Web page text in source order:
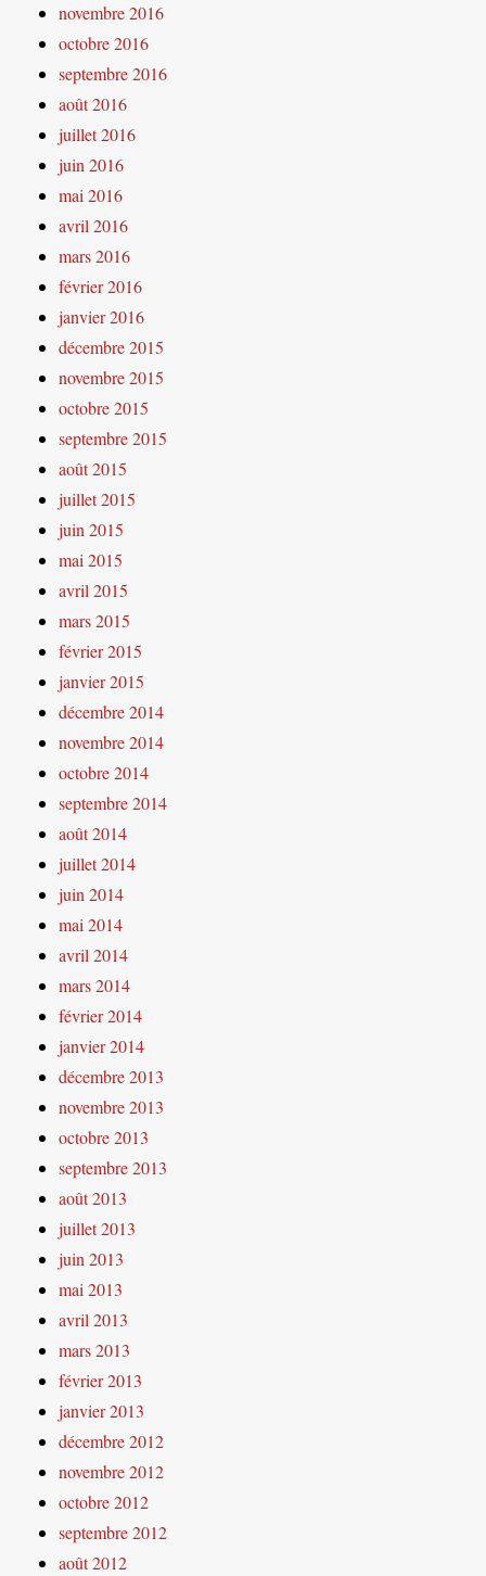
novembre 2016
octobre 2016
septembre 2016
août 2016
juillet 2016
juin 2016
mai 2016
avril 2016
mars 2016
février 2016
janvier 2016
décembre 2015
novembre 2015
octobre 2015
septembre 2015
août 2015
juillet 2015
juin 2015
mai 2015
avril 2015
mars 2015
février 2015
janvier 2015
décembre 2014
novembre 2014
octobre 2014
septembre 2014
août 2014
juillet 2014
juin 2014
mai 2014
avril 2014
mars 2014
février 2014
janvier 2014
décembre 2013
novembre 2013
octobre 2013
septembre 2013
août 2013
juillet 2013
juin 2013
mai 2013
avril 2013
mars 2013
février 2013
janvier 2013
décembre 2012
novembre 2012
octobre 2012
septembre 2012
août 2012